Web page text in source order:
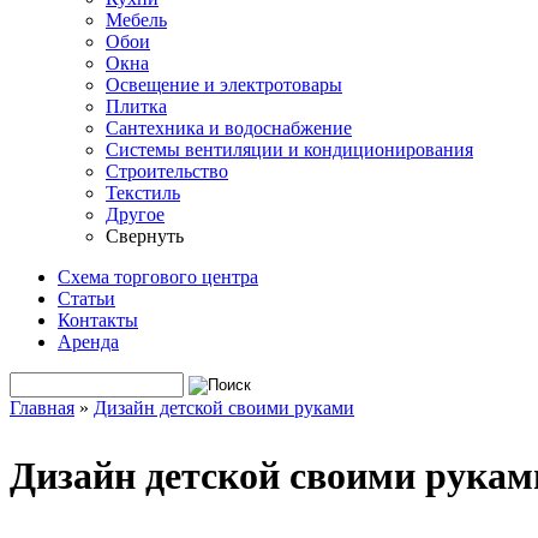
Мебель
Обои
Окна
Освещение и электротовары
Плитка
Сантехника и водоснабжение
Системы вентиляции и кондиционирования
Строительство
Текстиль
Другое
Свернуть
Схема торгового центра
Статьи
Контакты
Аренда
Форма поиска
Главная » Дизайн детской своими руками
Дизайн детской своими